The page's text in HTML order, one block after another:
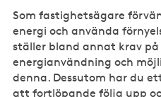
Som fastighetsägare
energi och använda
ställer bland annat krav
energianvändning och
denna. Dessutom har du
att fortlöpande följa upp